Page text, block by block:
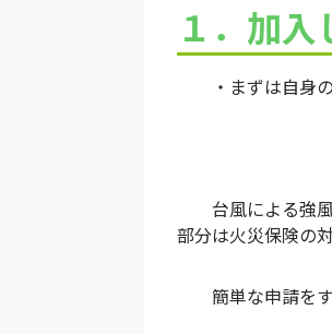
１． 加入
・まずは自身の
台風による強風
部分は火災保険の対
簡単な申請をす